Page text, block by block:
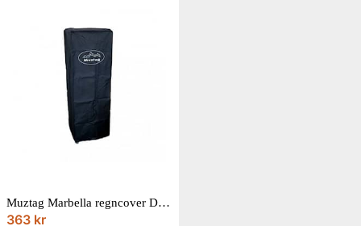
Muztag Marbella regncover D46 x H140 x L46 cm
363 kr